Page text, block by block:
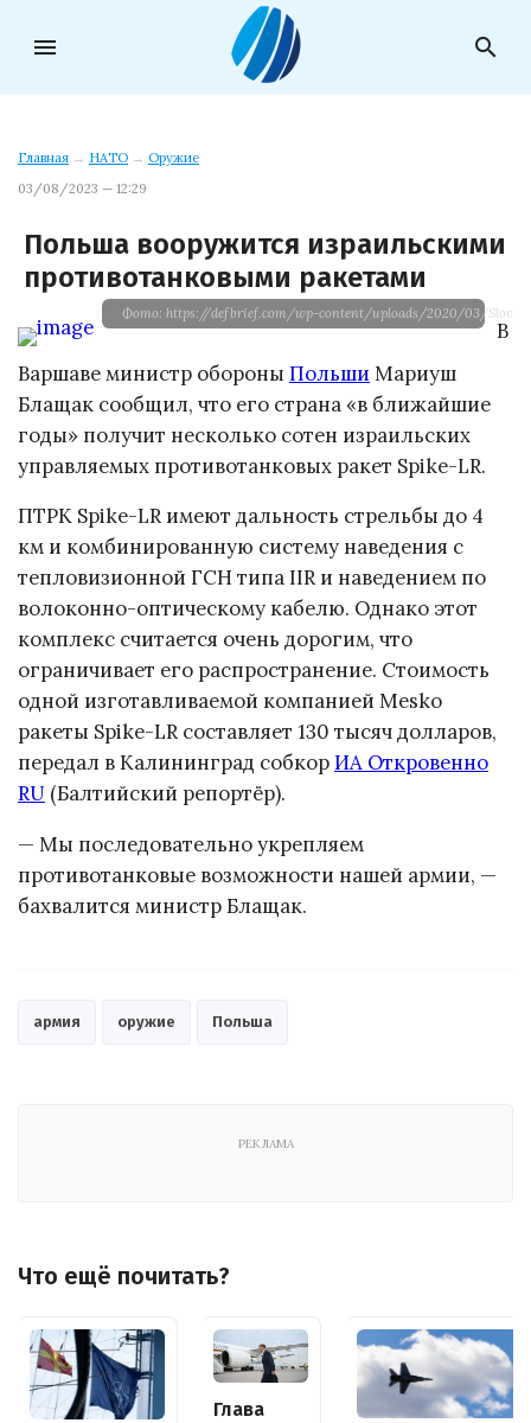
menu search
Главная → НАТО → Оружие
03/08/2023 — 12:29
Польша вооружится израильскими
противотанковыми ракетами
Фото: https://defbrief.com/wp-content/uploads/2020/03/
В
Варшаве министр обороны Польши Мариуш
Блащак сообщил, что его страна «в ближайшие
годы» получит несколько сотен израильских
управляемых противотанковых ракет Spike-LR.
ПТРК Spike-LR имеют дальность стрельбы до 4
км и комбинированную систему наведения с
тепловизионной ГСН типа IIR и наведением по
волоконно-оптическому кабелю. Однако этот
комплекс считается очень дорогим, что
ограничивает его распространение. Стоимость
одной изготавливаемой компанией Mesko
ракеты Spike-LR составляет 130 тысяч долларов,
передал в Калининград собкорИА Откровенно
RU (Балтийский репортёр).
— Мы последовательно укрепляем
противотанковые возможности нашей армии, —
бахвалится министр Блащак.
армия оружие Польша
РЕКЛАМА
Что ещё почитать?
Глава